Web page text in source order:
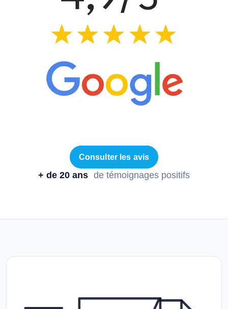
Consulter les avis
+ de 20 ans de témoignages positifs